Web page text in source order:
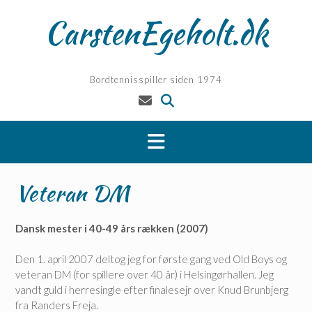
CarstenEgeholt.dk
Bordtennisspiller siden 1974
Veteran DM
Dansk mester i 40-49 års rækken (2007)
Den 1. april 2007 deltog jeg for første gang ved Old Boys og
veteran DM (for spillere over 40 år) i Helsingørhallen. Jeg
vandt guld i herresingle efter finalesejr over Knud Brunbjerg
fra Randers Freja.